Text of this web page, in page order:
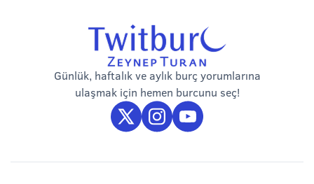
Günlük, haftalık ve aylık burç yorumlarına
ulaşmak için hemen burcunu seç!